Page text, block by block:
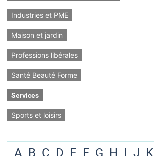
Industries et PME
Maison et jardin
Professions libérales
Santé Beauté Forme
Services
Sports et loisirs
A B C D E F G H I J K